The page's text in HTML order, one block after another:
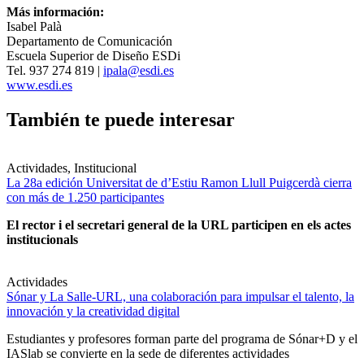
Más información:
Isabel Palà
Departamento de Comunicación
Escuela Superior de Diseño ESDi
Tel. 937 274 819 | ipala@esdi.es
www.esdi.es
También te puede interesar
Actividades, Institucional
La 28a edición Universitat de d’Estiu Ramon Llull Puigcerdà cierra
con más de 1.250 participantes
El rector i el secretari general de la URL participen en els actes
institucionals
Actividades
Sónar y La Salle-URL, una colaboración para impulsar el talento, la
innovación y la creatividad digital
Estudiantes y profesores forman parte del programa de Sónar+D y el
IASlab se convierte en la sede de diferentes actividades